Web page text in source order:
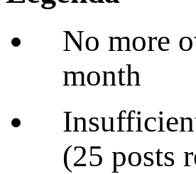
No more
month
(25 posts